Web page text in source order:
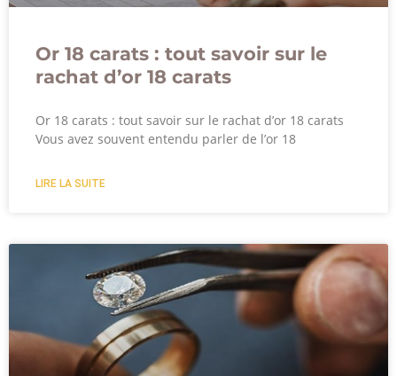
Or 18 carats : tout savoir sur le
rachat d’or 18 carats
Or 18 carats : tout savoir sur le rachat d’or 18 carats
Vous avez souvent entendu parler de l’or 18
LIRE LA SUITE